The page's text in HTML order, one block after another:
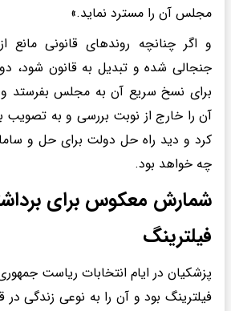
مجلس آن را مسترد نماید.»
و اگر چنانچه روندهای قانونی مانع
جنجالی شده و تبدیل به قانون شود،
برای نسخ سریع آن به مجلس بفرستد
آن را خارج از نوبت بررسی و به تصویب
کرد و دید راه حل دولت برای حل و
چه خواهد بود.
شمارش معکوس برای
فیلترینگ
پزشکیان در ایام انتخابات ریاست
فیلترینگ بود و آن را به نوعی زندگی